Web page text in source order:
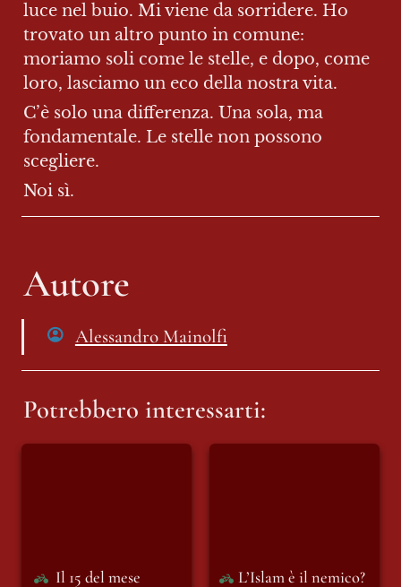
luce nel buio. Mi viene da sorridere. Ho
trovato un altro punto in comune:
moriamo soli come le stelle, e dopo, come
loro, lasciamo un eco della nostra vita.
C’è solo una differenza. Una sola, ma
fondamentale. Le stelle non possono
scegliere.
Noi sì.
Autore
Alessandro Mainolfi
Potrebbero interessarti:
Il 15 del mese
L’Islam è il nemico?